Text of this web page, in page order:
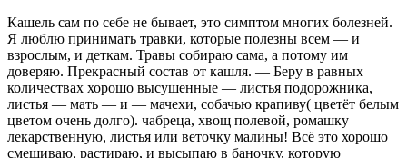
Кашель сам по себе не бывает, это симптом многих болезней.
Я люблю принимать травки, которые полезны всем — и
взрослым, и деткам. Травы собираю сама, а потому им
доверяю. Прекрасный состав от кашля. — Беру в равных
количествах хорошо высушенные — листья подорожника,
листья — мать — и — мачехи, собачью крапиву( цветёт белым
цветом очень долго). чабреца, хвощ полевой, ромашку
лекарственную, листья или веточку малины! Всё это хорошо
смешиваю, растираю, и высыпаю в баночку, которую